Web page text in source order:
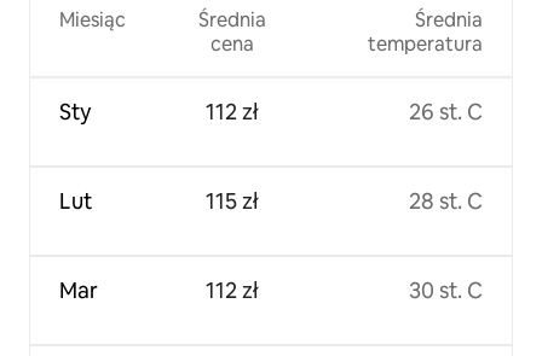
Miesiąc
Sty
Lut
Mar
Średnia
cena
112 zł
115 zł
112 zł
Średnia
temperatura
26 st. C
28 st. C
30 st. C